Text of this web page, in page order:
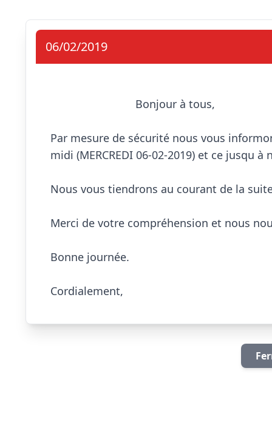
06/02/2019
Par mesure de sécurité nous vous
midi (MERCREDI 06-02-2019) et ce jusqu à
Nous vous tiendrons au courant de la
Merci de votre compréhension et nous
Bonne journée.
Cordialement,